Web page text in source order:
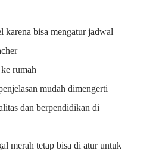
karena bisa mengatur jadwal
rumah
mudah dimengerti
dan berpendidikan di
merah tetap bisa di atur untuk